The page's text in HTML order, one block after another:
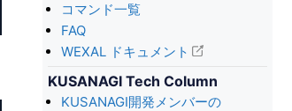
コマンド一覧
FAQ
WEXAL ドキュメント
KUSANAGI Tech Column
KUSANAGI開発メンバーの